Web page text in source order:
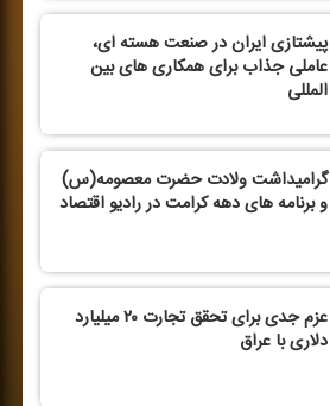
پیشتازی ایران در صنعت هسته ای،
عاملی جذاب برای همكاری های بین
المللی
گرامیداشت ولادت حضرت معصومه(س)
و برنامه های دهه كرامت در رادیو اقتصاد
عزم جدی برای تحقق تجارت ۲۰ میلیارد
دلاری با عراق